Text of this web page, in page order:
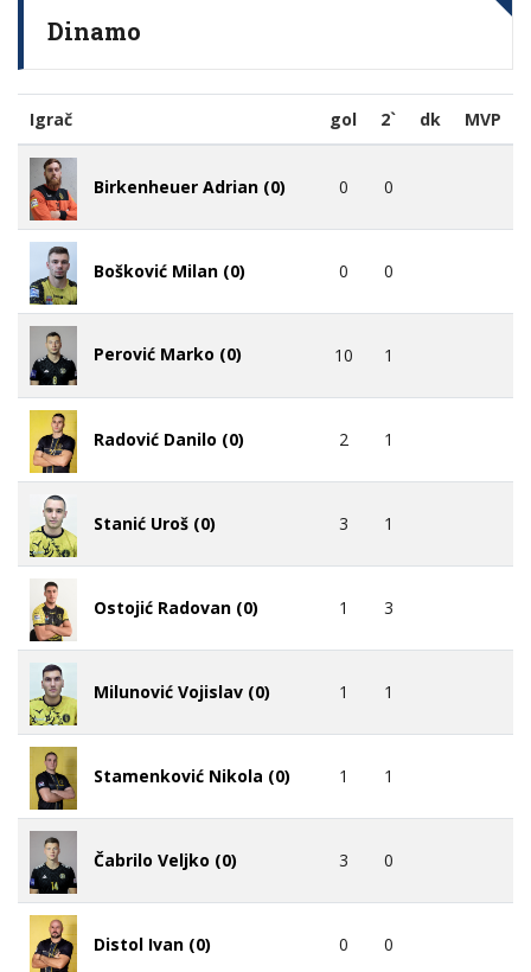
Dinamo
Igrač gol 2` dk MVP
Birkenheuer Adrian (0) 0 0
Bošković Milan (0) 0 0
Perović Marko (0) 10 1
Radović Danilo (0) 2 1
Stanić Uroš (0) 3 1
Ostojić Radovan (0) 1 3
Milunović Vojislav (0) 1 1
Stamenković Nikola (0) 1 1
Čabrilo Veljko (0) 3 0
Distol Ivan (0) 0 0